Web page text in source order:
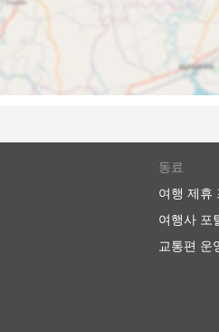
고의 선택입니다. 버스 네트워
타는 것은 버스 정류장에 미리
하물 허용 한도는 일반적으로
일반적으로 그리 높지 않습니다.
최고의 편안함을 제공하지는
에 갈 수 있는 시간이 주어지며
래스에 버금가는 좌석을 제공
동료
여행 제휴
여행사 포
교통편 운